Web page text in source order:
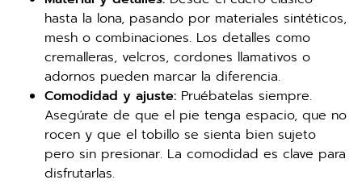
hasta la lona, pasando por materiales sintéticos,
mesh o combinaciones. Los detalles como
cremalleras, velcros, cordones llamativos o
adornos pueden marcar la diferencia.
Comodidad y ajuste: Pruébatelas siempre.
Asegúrate de que el pie tenga espacio, que no
rocen y que el tobillo se sienta bien sujeto
pero sin presionar. La comodidad es clave para
disfrutarlas.